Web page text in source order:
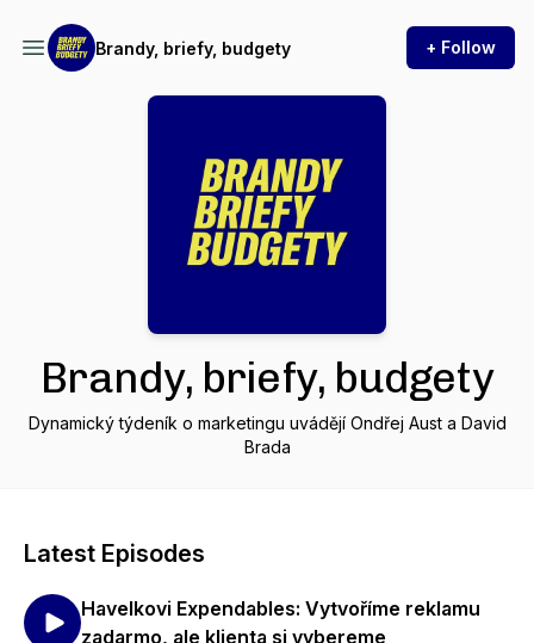
Brandy, briefy, budgety + Follow
Brandy, briefy, budgety
Dynamický týdeník o marketingu uvádějí Ondřej Aust a David
Brada
Latest Episodes
Havelkovi Expendables: Vytvoříme reklamu
zadarmo, ale klienta si vybereme